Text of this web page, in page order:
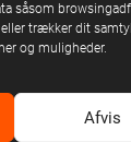
såsom
trækker dit
og muligheder.
Afvis